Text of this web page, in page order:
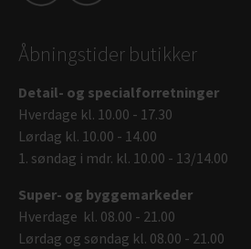
Åbningstider butikker
Detail- og specialforretninger
Hverdage kl. 10.00 - 17.30
Lørdag kl. 10.00 - 14.00
1. søndag i mdr. kl. 10.00 - 13/14.00
Super- og byggemarkeder
Hverdage kl. 08.00 - 21.00
Lørdag og søndag kl. 08.00 - 21.00